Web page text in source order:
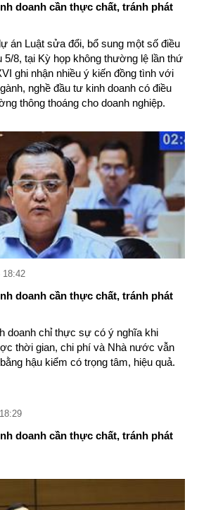
doanh cần thực chất, tránh phát
án Luật sửa đổi, bổ sung một số điều
8, tại Kỳ họp không thường lệ lần thứ
ghi nhận nhiều ý kiến đồng tình với
nghề đầu tư kinh doanh có điều
thông thoáng cho doanh nghiệp.
18:42
doanh cần thực chất, tránh phát
doanh chỉ thực sự có ý nghĩa khi
thời gian, chi phí và Nhà nước vẫn
hậu kiểm có trọng tâm, hiệu quả.
doanh cần thực chất, tránh phát